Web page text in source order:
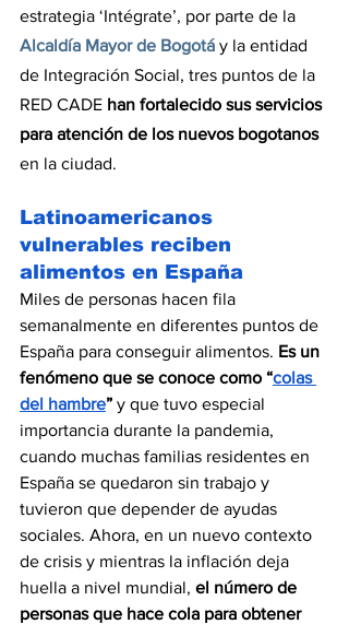
estrategia ‘Intégrate’, por parte de la
Alcaldía Mayor de Bogotá y la entidad
de Integración Social, tres puntos de la
RED CADE han fortalecido sus servicios
para atención de los nuevos bogotanos
en la ciudad.
Latinoamericanos
vulnerables reciben
alimentos en España
Miles de personas hacen fila
semanalmente en diferentes puntos de
España para conseguir alimentos. Es un
fenómeno que se conoce como “colas
del hambre” y que tuvo especial
importancia durante la pandemia,
cuando muchas familias residentes en
España se quedaron sin trabajo y
tuvieron que depender de ayudas
sociales. Ahora, en un nuevo contexto
de crisis y mientras la inflación deja
huella a nivel mundial, el número de
personas que hace cola para obtener